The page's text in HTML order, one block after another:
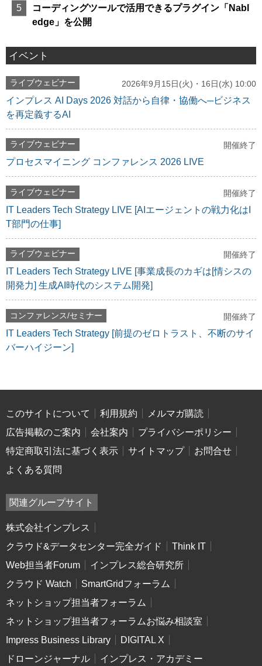
コーディングツールで活用できるプラグイン「Nabl
edge」を公開
イベント
ライブウェビナー 2026年9月15日(火)・16日(水) 10:00
インプレス AI Days 2026 対話から自律・協働へ─ビジネス
を再定義するAI
ライブウェビナー 開催終了
プロセスマイニング コンファレンス 2026 LIVE
ライブウェビナー 開催終了
IT Leaders Tech Strategy LIVE [AIエージェントの戦力化はI
T部門の仕事]
ライブウェビナー 開催終了
IT Leaders Tech Strategy LIVE [事業成長のカギは[情シスの
開発力] 生成AI時代のシステム開発]
コンファレンス/セミナー 開催終了
IT Leaders Tech Strategy [前提のゼロトラスト、不断のサイ
バーハイジーン]
このサイトについて 利用規約
メルマガ購読
広告掲載のご案内
会社案内
プライバシーポリシー
特定商取引法に基づく表示
サイトマップ
お問合せ
よくある質問
関連グループサイト
株式会社インプレス
クラウド&データセンター完全ガイド
Think IT
Web担当者Forum
インプレス総合研究所
クラウド Watch
SmartGridフォーラム
ネットショップ担当者フォーラム
ネットショップ担当者フォーラムお悩み相談室
Impress Business Library
DIGITAL X
ドローンジャーナル
インプレス・アカデミー